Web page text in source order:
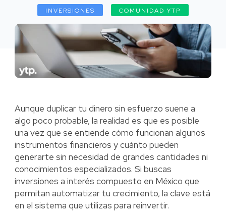
INVERSIONES COMUNIDAD YTP
Aunque duplicar tu dinero sin esfuerzo suene a
algo poco probable, la realidad es que es posible
una vez que se entiende cómo funcionan algunos
instrumentos financieros y cuánto pueden
generarte sin necesidad de grandes cantidades ni
conocimientos especializados. Si buscas
inversiones a interés compuesto en México que
permitan automatizar tu crecimiento, la clave está
en el sistema que utilizas para reinvertir.